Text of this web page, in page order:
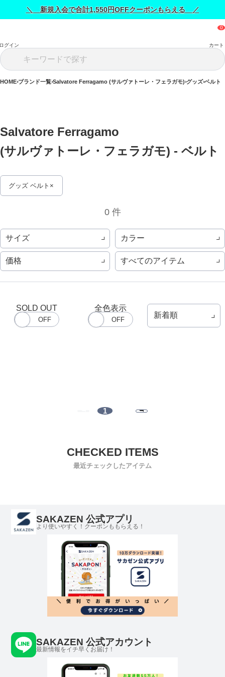
＼ 新規入会で合計1,550円OFFクーポンもらえる ／
グイン カート
HOME ブランド一覧 Salvatore Ferragamo (サルヴァトーレ・フェラガモ) グッズ ベルト
Salvatore Ferragamo
(サルヴァトーレ・フェラガモ) - ベルト
グッズ ベルト
0 件
サイズ カラー
価格 すべてのアイテム
SOLD OUT 全色表示
1
最近チェックしたアイテム
SAKAZEN 公式アプリ
より使いやすく！クーポンももらえる！
SAKAZEN 公式アカウント
最新情報をイチ早くお届け！